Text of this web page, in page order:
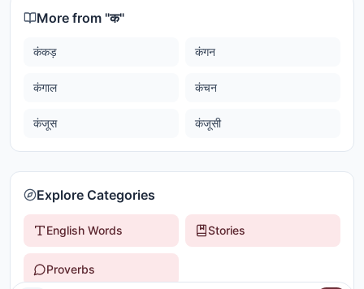
More from "क"
कंकड़ कंगन
कंगाल कंचन
कंजूस कंजूसी
Explore Categories
English Words Stories
Proverbs